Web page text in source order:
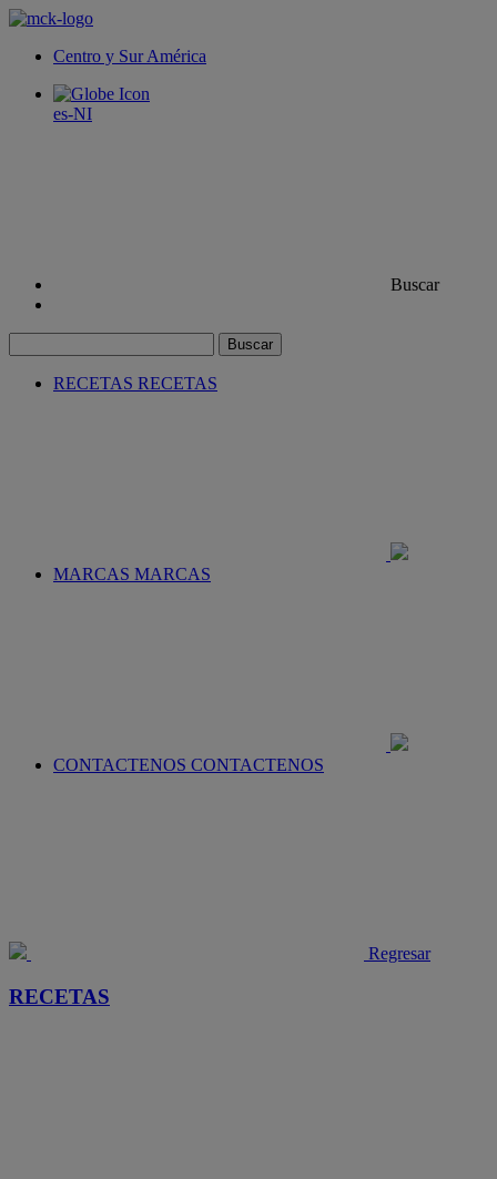
Centro y Sur América
es-NI
Buscar
Buscar
RECETAS RECETAS
MARCAS MARCAS
CONTACTENOS CONTACTENOS
Regresar
RECETAS